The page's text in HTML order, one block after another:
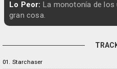
Lo Peor: La monotonía de
gran cosa.
01. Starchaser